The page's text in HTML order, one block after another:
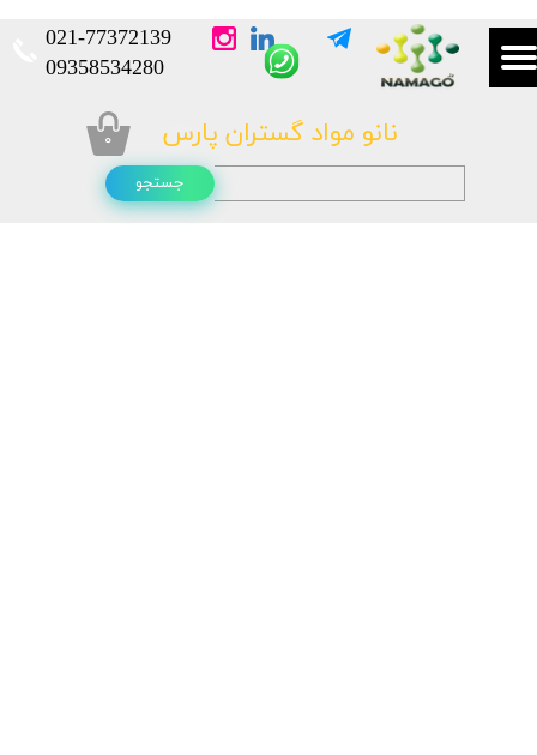
نانو مواد گستران پارس
021-77372139​​​​​​​
​​​​​​​09358534280
جستجو
۰